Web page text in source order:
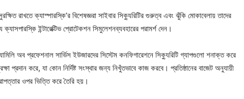
রাখতে ক্যাস্পারস্কি’র বিশেষজ্ঞরা সাইবার সিক্যুরিটির গুরুত্ব এবং ঝুঁকি মোকাবেলায় তাদের
ইন্টারেক্টিভ প্রোটেকশন সিমুলেশনব্যবহারের পরামর্শ দেন।
অব প্রফেশনাল সার্ভিস ইউজারদের সিস্টেম কনফিগারেশনে সিক্যুরিটি গ্যাপগুলো শনাক্ত করে
প্রদান করে, যা কোন নির্দিষ্ট সংস্থার জন্য নিখুঁতভাবে কাজ করবে। প্রতিষ্ঠানের বাজেট অনুযায়ী
ওপর ভিত্তি করে তৈরি হয়।